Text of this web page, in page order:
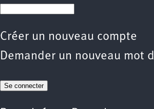
Créer un nouveau compte
Demander un nouveau mot